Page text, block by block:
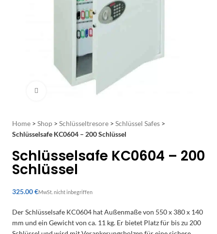
Home > Shop > Schlüsseltresore > Schlüssel Safes >
Schlüsselsafe KC0604 – 200 Schlüssel
Schlüsselsafe KC0604 – 200
Schlüssel
€
Der Schlüsselsafe KC0604 hat Außenmaße von 550 x 380 x 140
mm und ein Gewicht von ca. 11 kg. Er bietet Platz für bis zu 200